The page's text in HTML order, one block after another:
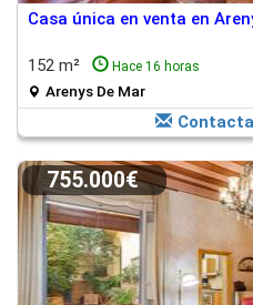
Casa única en venta en
152 m² Hace 16 horas
Arenys De Mar
755.000€